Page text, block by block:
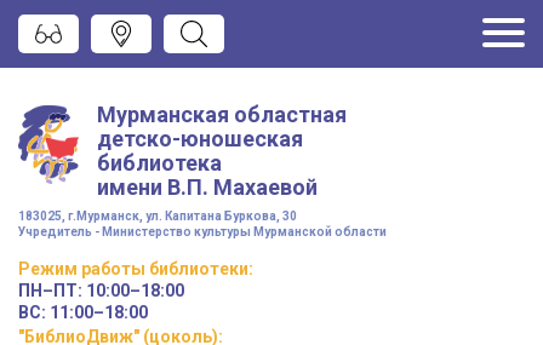
Мурманская областная
детско-юношеская
библиотека
имени В.П. Махаевой
183025, г.Мурманск, ул. Капитана Буркова, 30
Учредитель - Министерство культуры Мурманской области
Режим работы библиотеки:
ПН–ПТ: 10:00–18:00
ВС: 11:00–18:00
"БиблиоДвиж" (цоколь):